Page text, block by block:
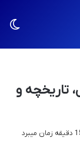
تاریخچه و